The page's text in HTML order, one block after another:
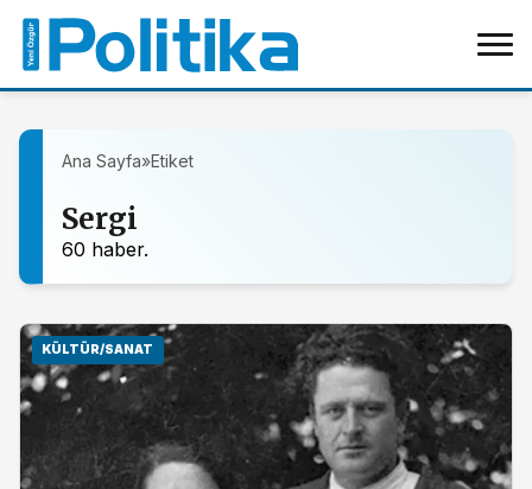
Ana Sayfa»Etiket
Sergi
60 haber.
KÜLTÜR/SANAT